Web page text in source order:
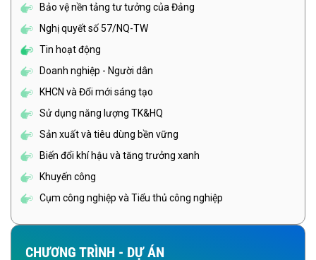
Bảo vệ nền tảng tư tưởng của Đảng
Nghị quyết số 57/NQ-TW
Tin hoạt động
Doanh nghiệp - Người dân
KHCN và Đổi mới sáng tạo
Sử dụng năng lượng TK&HQ
Sản xuất và tiêu dùng bền vững
Biến đổi khí hậu và tăng trưởng xanh
Khuyến công
Cụm công nghiệp và Tiểu thủ công nghiệp
CHƯƠNG TRÌNH - DỰ ÁN